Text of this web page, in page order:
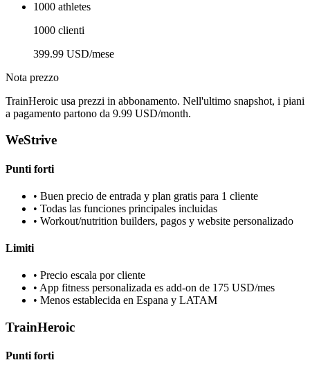
1000 athletes
1000 clienti
399.99 USD/mese
Nota prezzo
TrainHeroic usa prezzi in abbonamento. Nell'ultimo snapshot, i piani
a pagamento partono da 9.99 USD/month.
WeStrive
Punti forti
• Buen precio de entrada y plan gratis para 1 cliente
• Todas las funciones principales incluidas
• Workout/nutrition builders, pagos y website personalizado
Limiti
• Precio escala por cliente
• App fitness personalizada es add-on de 175 USD/mes
• Menos establecida en Espana y LATAM
TrainHeroic
Punti forti